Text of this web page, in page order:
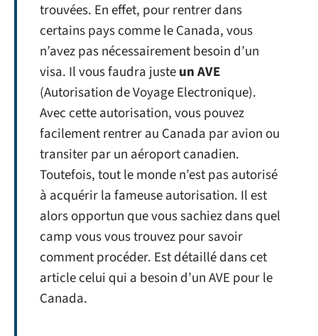
trouvées. En effet, pour rentrer dans
certains pays comme le Canada, vous
n’avez pas nécessairement besoin d’un
visa. Il vous faudra justeun AVE
(Autorisation de Voyage Electronique).
Avec cette autorisation, vous pouvez
facilement rentrer au Canada par avion ou
transiter par un aéroport canadien.
Toutefois, tout le monde n’est pas autorisé
à acquérir la fameuse autorisation. Il est
alors opportun que vous sachiez dans quel
camp vous vous trouvez pour savoir
comment procéder. Est détaillé dans cet
article celui qui a besoin d’un AVE pour le
Canada.